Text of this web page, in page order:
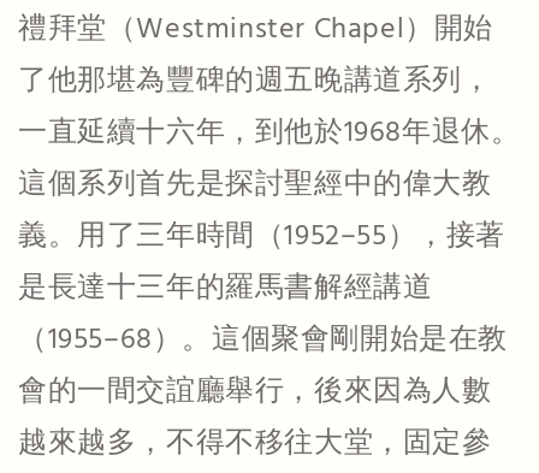
禮拜堂（Westminster Chapel）開始
了他那堪為豐碑的週五晚講道系列，
一直延續十六年，到他於1968年退休。
這個系列首先是探討聖經中的偉大教
義。用了三年時間（1952–55），接著
是長達十三年的羅馬書解經講道
（1955–68）。這個聚會剛開始是在教
會的一間交誼廳舉行，後來因為人數
越來越多，不得不移往大堂，固定參